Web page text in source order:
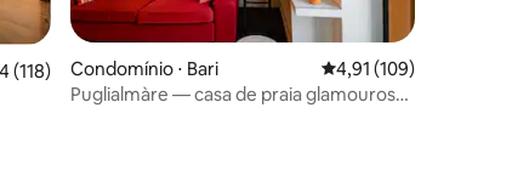
uma avaliação média de 5, 118 avaliações
(118)
Condomínio ⋅ Bari 4,91 de uma avaliação
4,91 (109)
Puglialmàre — casa de praia glamourosa